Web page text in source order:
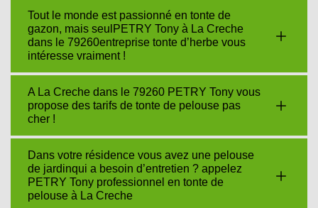
Tout le monde est passionné en tonte de
gazon, mais seulPETRY Tony à La Creche
dans le 79260entreprise tonte d’herbe vous
intéresse vraiment !
A La Creche dans le 79260 PETRY Tony vous
propose des tarifs de tonte de pelouse pas
cher !
Dans votre résidence vous avez une pelouse
de jardinqui a besoin d’entretien ? appelez
PETRY Tony professionnel en tonte de
pelouse à La Creche